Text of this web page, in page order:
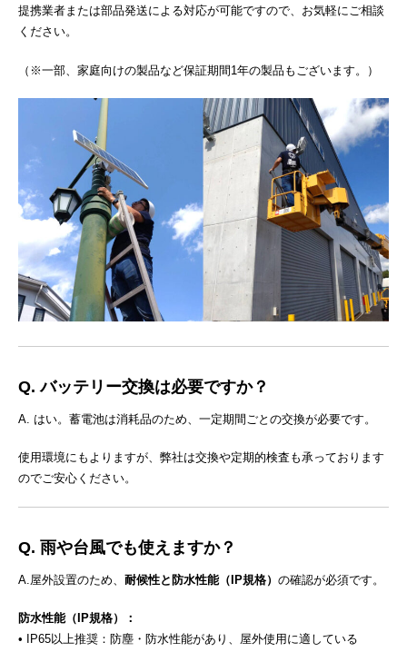
提携業者または部品発送による対応が可能ですので、お気軽にご相談
ください。
（※一部、家庭向けの製品など保証期間1年の製品もございます。）
Q. バッテリー交換は必要ですか？
A. はい。蓄電池は消耗品のため、一定期間ごとの交換が必要です。
使用環境にもよりますが、弊社は交換や定期的検査も承っております
のでご安心ください。
Q. 雨や台風でも使えますか？
A.屋外設置のため、 耐候性と防水性能（IP規格） の確認が必須です。
防水性能（IP規格）：
• IP65以上推奨：防塵・防水性能があり、屋外使用に適している